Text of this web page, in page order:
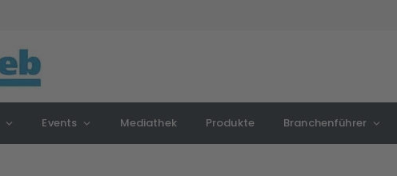
Events Mediathek Produkte Branchenführer